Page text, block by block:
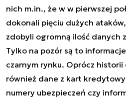
nich m.in., że w w pierwszej
dokonali pięciu dużych
zdobyli ogromną ilość danych
Tylko na pozór są to
czarnym rynku. Oprócz
również dane z kart
numery ubezpieczeń czy